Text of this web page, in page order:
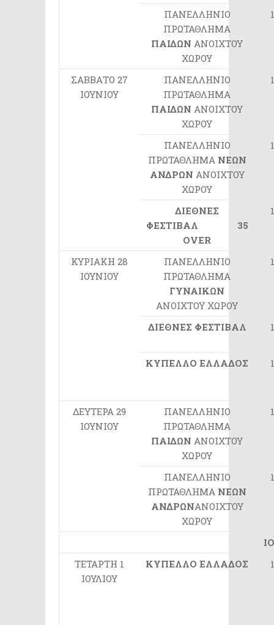
ΠΑΝΕΛΛΗΝΙΟ
ΠΡΩΤΑΘΛΗΜΑ
ΠΑΙΔΩΝ ΑΝΟΙΧΤΟΥ
ΧΩΡΟΥ
ΣΑΒΒΑΤΟ 27
ΙΟΥΝΙΟΥ
ΠΑΝΕΛΛΗΝΙΟ
ΠΡΩΤΑΘΛΗΜΑ
ΠΑΙΔΩΝ ΑΝΟΙΧΤΟΥ
ΧΩΡΟΥ
ΠΑΝΕΛΛΗΝΙΟ
ΠΡΩΤΑΘΛΗΜΑ ΝΕΩΝ
ΑΝΔΡΩΝ ΑΝΟΙΧΤΟΥ
ΧΩΡΟΥ
ΔΙΕΘΝΕΣ
ΦΕΣΤΙΒΑΛ
35
ΟVER
ΚΥΡΙΑΚΗ 28
ΙΟΥΝΙΟΥ
ΠΑΝΕΛΛΗΝΙΟ
ΠΡΩΤΑΘΛΗΜΑ
ΓΥΝΑΙΚΩΝ
ΑΝΟΙΧΤΟΥ ΧΩΡΟΥ
ΔΙΕΘΝΕΣ ΦΕΣΤΙΒΑΛ
ΚΥΠΕΛΛΟ ΕΛΛΑΔΟΣ
ΔΕΥΤΕΡΑ 29
ΙΟΥΝΙΟΥ
ΠΑΝΕΛΛΗΝΙΟ
ΠΡΩΤΑΘΛΗΜΑ
ΠΑΙΔΩΝ ΑΝΟΙΧΤΟΥ
ΧΩΡΟΥ
ΠΑΝΕΛΛΗΝΙΟ
ΠΡΩΤΑΘΛΗΜΑ ΝΕΩΝ
ΑΝΔΡΩΝΑΝΟΙΧΤΟΥ
ΧΩΡΟΥ
ΤΕΤΑΡΤΗ 1
ΙΟΥΛΙΟΥ
ΚΥΠΕΛΛΟ ΕΛΛΑΔΟΣ